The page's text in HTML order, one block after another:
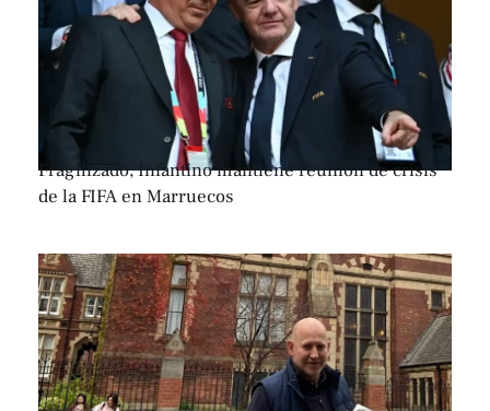
Fragilizado, Infantino mantiene reunión de crisis
de la FIFA en Marruecos